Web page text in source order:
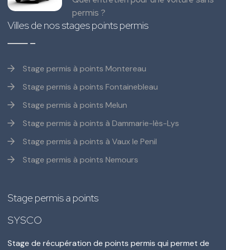
Stage permis a points
SYSCO
Stage de récupération de points permis qui permet de
Villes de nos stages points permis
Stage permis à points Montereau
Stage permis à points Fontainebleau
Stage permis à points Melun
Stage permis à points à Dammarie-lès-Lys
Stage permis à points à Vaux le Penil
Stage permis à points Nemours
permis ?